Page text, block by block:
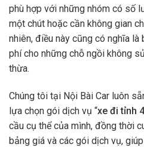
phù hợp với những nhóm có số
một chút hoặc cần không gian
nhiên, điều này cũng có nghĩa
phí cho những chỗ ngồi không
thừa.
Chúng tôi tại Nội Bài Car luôn
lựa chọn gói dịch vụ “xe đi tỉnh
cầu cụ thể của mình, đồng thời
bảng giá và các gói dịch vụ,